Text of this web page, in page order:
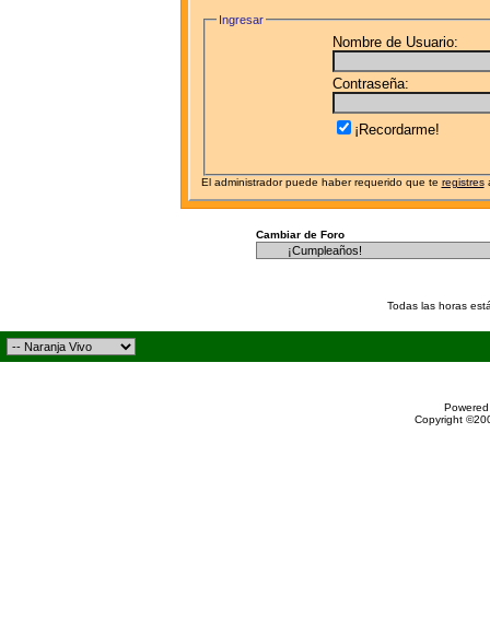
Ingresar
Nombre de Usuario:
Contraseña:
¡Recordarme!
El administrador puede haber requerido que te registres
Cambiar de Foro
Todas las horas
Copyright